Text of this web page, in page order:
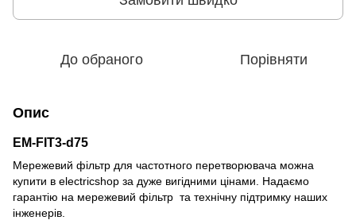
До обраного Порівняти
Опис
EM-FIT3-d75
Мережевий фільтр для частотного перетворювача можна
купити в electricshop за дуже вигідними цінами. Надаємо
гарантію на мережевий фільтр та технічну підтримку наших
інженерів.